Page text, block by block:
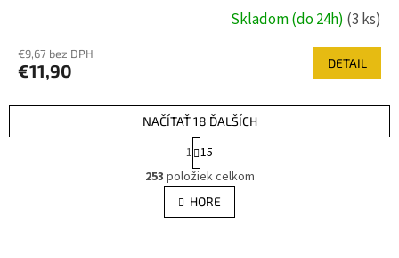
Skladom (do 24h) (3 ks)
€9,67 bez DPH
€11,90 DETAIL
O
v
l
á
NAČÍTAŤ 18 ĎALŠÍCH
S
t
r
á
n
k
1 15
253 položiek celkom
HORE